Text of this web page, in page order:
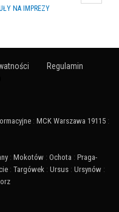
NA IMPREZY
Regulamin
: MCK Warszawa 19115 :
: Mokotów : Ochota : Praga-
: Targówek : Ursus : Ursynów :